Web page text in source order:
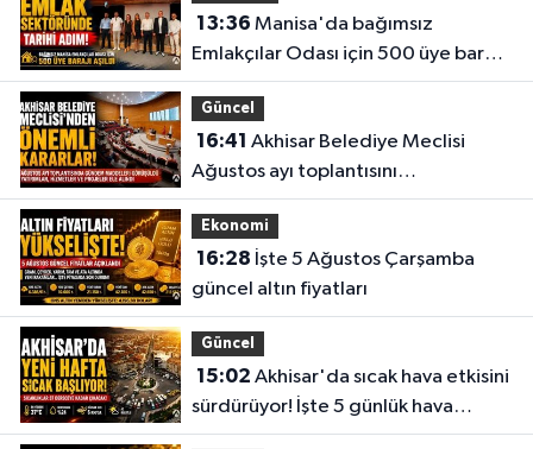
13:36
Emlakçılar Odası için 500 üye barajı
aşıldı
Güncel
16:41
Ağustos ayı toplantısını
gerçekleştirdi
Ekonomi
16:28
güncel altın fiyatları
Güncel
15:02
sürdürüyor! İşte 5 günlük hava
durumu